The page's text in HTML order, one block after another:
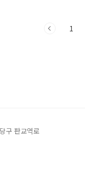
1
구 판교역로